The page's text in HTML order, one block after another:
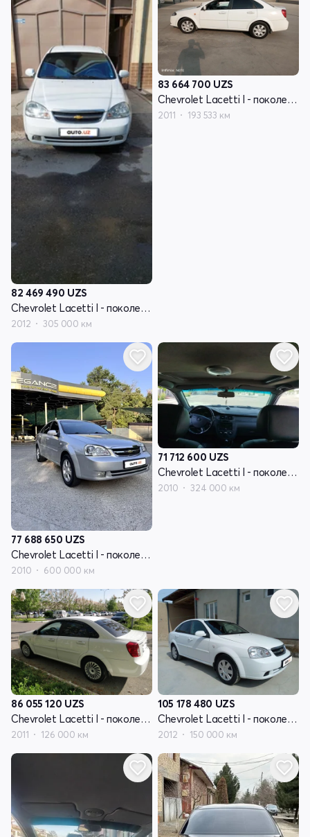
82 469 490 UZS
Chevrolet Lacetti I - поколение
2012 305 000 км
83 664 700 UZS
Chevrolet Lacetti I - поколение
2011 193 533 км
77 688 650 UZS
Chevrolet Lacetti I - поколение
2010 600 000 км
71 712 600 UZS
Chevrolet Lacetti I - поколение
2010 324 000 км
86 055 120 UZS
Chevrolet Lacetti I - поколение
2011 126 000 км
105 178 480 UZS
Chevrolet Lacetti I - поколение
2012 150 000 км